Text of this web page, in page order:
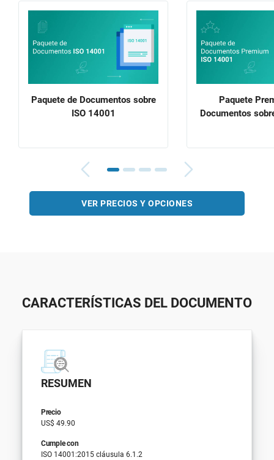
Paquete de Documentos sobre
ISO 14001
Paquete
Documentos
VER PRECIOS Y OPCIONES
CARACTERÍSTICAS DEL DOCUMENTO
RESUMEN
Precio
US$ 49.90
Cumple con
ISO 14001:2015 cláusula 6.1.2